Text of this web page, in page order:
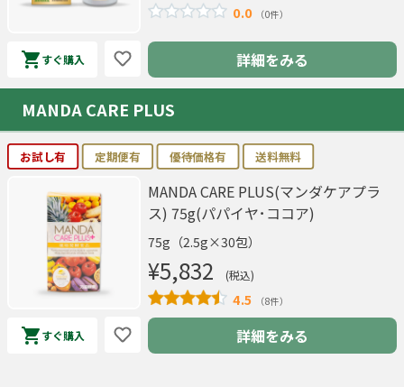
0.0 （0件）
すぐ購入 詳細をみる
MANDA CARE PLUS
お試し有 定期便有 優待価格有 送料無料
MANDA CARE PLUS(マンダケアプラ
ス) 75g(パパイヤ･ココア)
75g（2.5g×30包）
¥5,832 (税込)
4.5 （8件）
すぐ購入 詳細をみる